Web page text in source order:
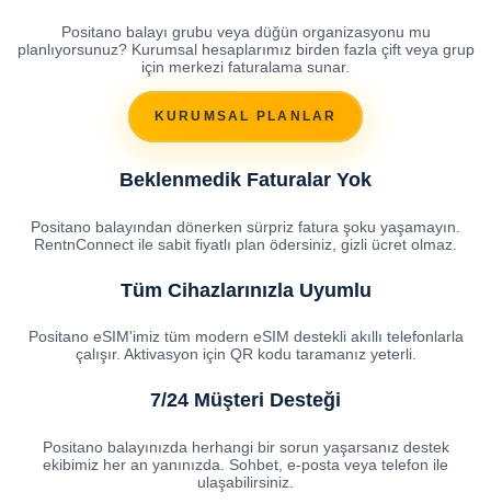
Positano balayı grubu veya düğün organizasyonu mu
planlıyorsunuz? Kurumsal hesaplarımız birden fazla çift veya grup
için merkezi faturalama sunar.
KURUMSAL PLANLAR
Beklenmedik Faturalar Yok
Positano balayından dönerken sürpriz fatura şoku yaşamayın.
RentnConnect ile sabit fiyatlı plan ödersiniz, gizli ücret olmaz.
Tüm Cihazlarınızla Uyumlu
Positano eSIM'imiz tüm modern eSIM destekli akıllı telefonlarla
çalışır. Aktivasyon için QR kodu taramanız yeterli.
7/24 Müşteri Desteği
Positano balayınızda herhangi bir sorun yaşarsanız destek
ekibimiz her an yanınızda. Sohbet, e-posta veya telefon ile
ulaşabilirsiniz.